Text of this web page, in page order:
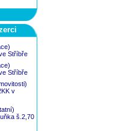
Stříbře
Stříbře
v
š.2,70